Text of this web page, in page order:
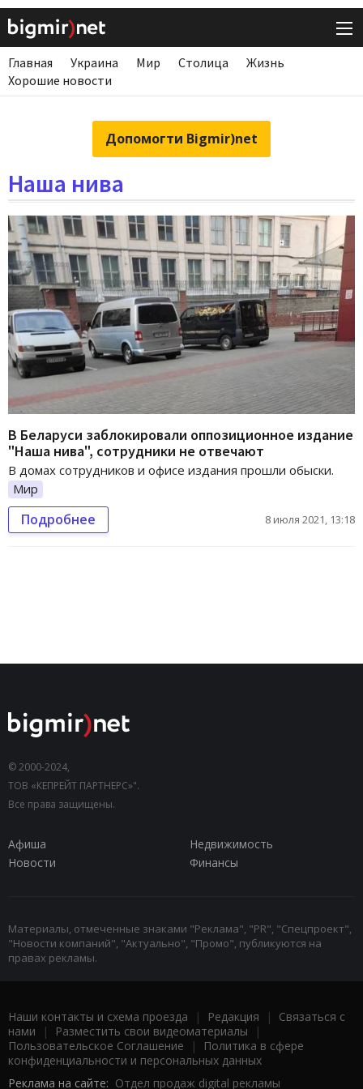
Главная Украина Мир Столица
Жизнь
Хорошие новости
Допомогти Bigmir)net
Наша нива
В Беларуси заблокировали оппозиционное издание
"Наша нива", сотрудники не отвечают
В домах сотрудников и офисе издания прошли обыски.
Мир
Подробнее 8 июля 2021, 13:18
© 2000-2024,
ТОВ «КЕПРЕЙТ ПАРТНЕРС»".
Все права защищены.
Афиша
Недвижимость
Новости
Финансы
Материалы, отмеченные знаками "Реклама", "PR", "Спецпроект",
"Новости компаний", "Актуально", "Промо", публикуются на
правах рекламы.
Наши контакты и схема проезда | Редакция | Связаться с
нами | Разместить свои видеоматериалы |
Пользовательское Соглашение |
Политика в сфере
конфиденциальности и персональных данных
Реклама на сайте: Отдел продаж digital рекламы